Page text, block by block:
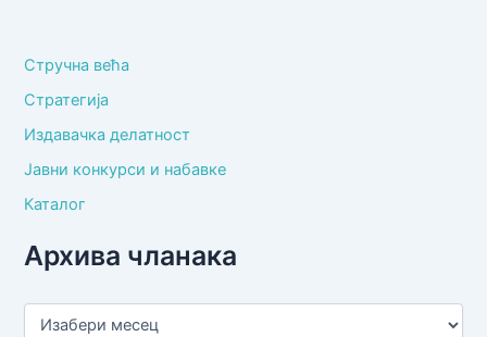
Стручна већа
Стратегија
Издавачка делатност
Јавни конкурси и набавке
Каталог
Архива чланака
А